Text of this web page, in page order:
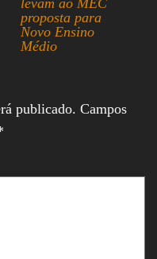
proposta para
Novo Ensino
Médio
publicado. Campos